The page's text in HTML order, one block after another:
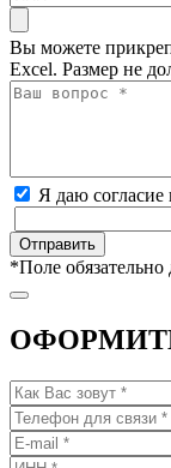
Вы можете
Excel. Размер не
Я даю согласие
*Поле обязательно